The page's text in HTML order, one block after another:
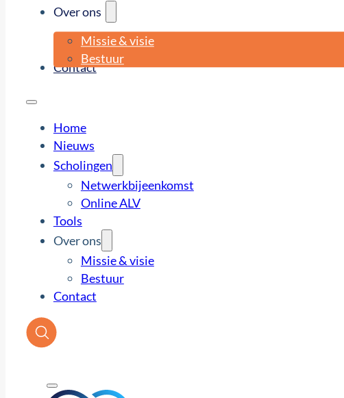
Over ons
Missie & visie
Bestuur
Contact
Home
Nieuws
Scholingen
Netwerkbijeenkomst
Online ALV
Tools
Over ons
Missie & visie
Bestuur
Contact